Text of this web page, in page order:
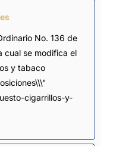
No. 136 de
cual se modifica el
y tabaco
cigarrillos-y-